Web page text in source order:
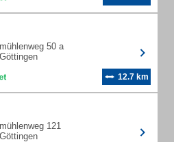
50 a
12.7 km
121